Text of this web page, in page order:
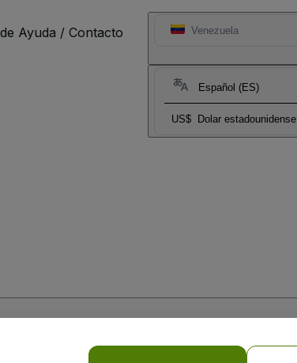
Venezuela
Español (ES)
US$ Dolar estadounidense
Ayuda / Contacto
y de laPolítica de Privacidad para Móviles